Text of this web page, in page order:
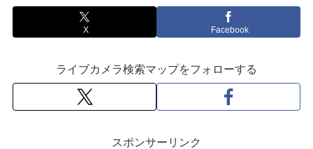
X Facebook
ライブカメラ検索マップをフォローする
スポンサーリンク